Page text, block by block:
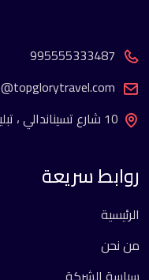
995555333487
10 شارع تسيناندالي ، تبليسي 0144 ، جورجيا
روابط سريعة
الرئيسية
من نحن